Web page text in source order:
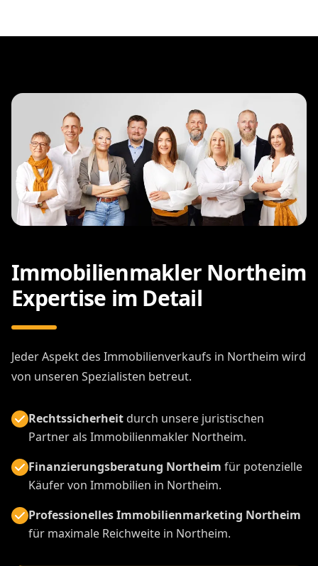
Immobilienmakler Northeim
Expertise im Detail
Jeder Aspekt des Immobilienverkaufs in Northeim wird
von unseren Spezialisten betreut.
Rechtssicherheitdurch unsere juristischen
Partner als Immobilienmakler Northeim.
Finanzierungsberatung Northeim für potenzielle
Käufer von Immobilien in Northeim.
Professionelles Immobilienmarketing Northeim
für maximale Reichweite in Northeim.